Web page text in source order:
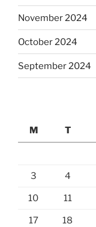
November 2024
October 2024
September 2024
M
T
3 4
10 11
17 18